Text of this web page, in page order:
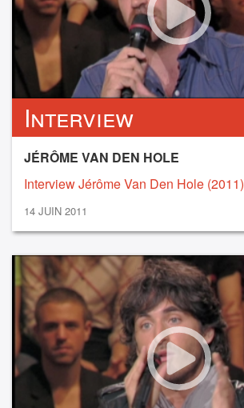
Interview
JÉRÔME VAN DEN HOLE
Interview Jérôme Van Den Hole (2011)
14 JUIN 2011